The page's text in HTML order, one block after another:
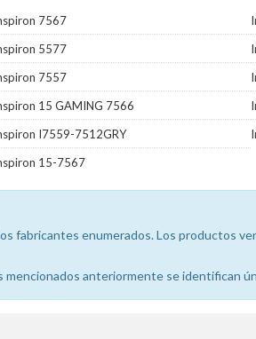
7567
5577
7557
15 GAMING 7566
I7559-7512GRY
15-7567
fabricantes enumerados. Los productos
mencionados anteriormente se identifican